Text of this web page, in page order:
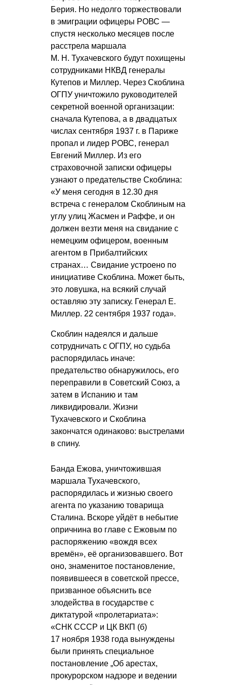
Берия. Но недолго торжествовали
в эмиграции офицеры РОВС —
спустя несколько месяцев после
расстрела маршала
М. Н. Тухачевского будут похищены
сотрудниками НКВД генералы
Кутепов и Миллер. Через Скоблина
ОГПУ уничтожило руководителей
секретной военной организации:
сначала Кутепова, а в двадцатых
числах сентября 1937 г. в Париже
пропал и лидер РОВС, генерал
Евгений Миллер. Из его
страховочной записки офицеры
узнают о предательстве Скоблина:
«У меня сегодня в 12.30 дня
встреча с генералом Скоблиным на
углу улиц Жасмен и Раффе, и он
должен везти меня на свидание с
немецким офицером, военным
агентом в Прибалтийских
странах… Свидание устроено по
инициативе Скоблина. Может быть,
это ловушка, на всякий случай
оставляю эту записку. Генерал Е.
Миллер. 22 сентября 1937 года».
Скоблин надеялся и дальше
сотрудничать с ОГПУ, но судьба
распорядилась иначе:
предательство обнаружилось, его
переправили в Советский Союз, а
затем в Испанию и там
ликвидировали. Жизни
Тухачевского и Скоблина
закончатся одинаково: выстрелами
в спину.
Банда Ежова, уничтожившая
маршала Тухачевского,
распорядилась и жизнью своего
агента по указанию товарища
Сталина. Вскоре уйдёт в небытие
опричнина во главе с Ежовым по
распоряжению «вождя всех
времён», её организовавшего. Вот
оно, знаменитое постановление,
появившееся в советской прессе,
призванное объяснить все
злодейства в государстве с
диктатурой «пролетариата»:
«СНК СССР и ЦК ВКП (б)
17 ноября 1938 года вынуждены
были принять специальное
постановление „Об арестах,
прокурорском надзоре и ведении